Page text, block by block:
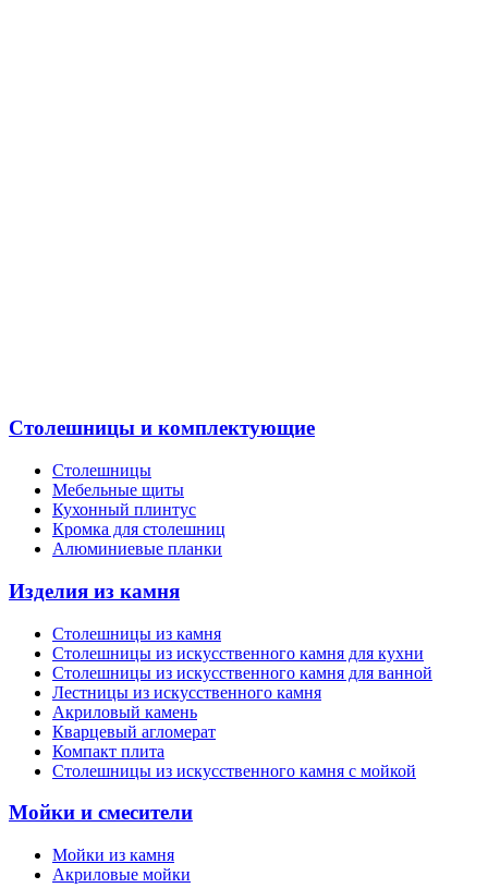
Столешницы и комплектующие
Столешницы
Мебельные щиты
Кухонный плинтус
Кромка для столешниц
Алюминиевые планки
Изделия из камня
Столешницы из камня
Cтолешницы из искусственного камня для кухни
Cтолешницы из искусственного камня для ванной
Лестницы из искусственного камня
Акриловый камень
Кварцевый агломерат
Компакт плита
Столешницы из искусственного камня с мойкой
Мойки и смесители
Мойки из камня
Акриловые мойки